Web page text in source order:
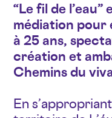
“Le fil de
médiation pour
à 25 ans,
création et
Chemins du
En